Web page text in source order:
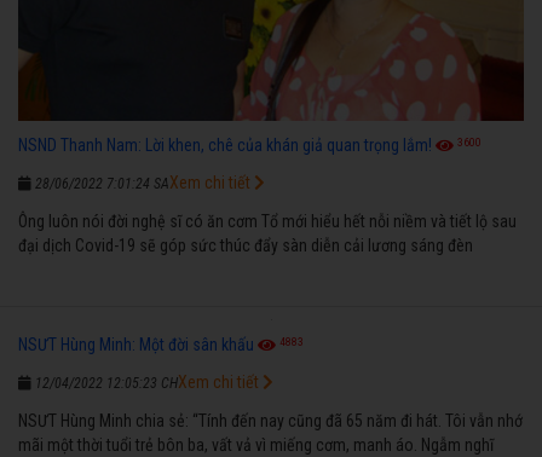
NSND Thanh Nam: Lời khen, chê của khán giả quan trọng lắm! 3600
28/06/2022 7:01:24 SA
Ông luôn nói đời nghệ sĩ có ăn cơm Tổ mới hiểu hết nỗi niềm và tiết lộ sau
đại dịch Covid-19 sẽ góp sức thúc đẩy sàn diễn cải lương sáng đèn
Xem chi tiết
NSƯT Hùng Minh: Một đời sân khấu 4883
12/04/2022 12:05:23 CH
NSƯT Hùng Minh chia sẻ: “Tính đến nay cũng đã 65 năm đi hát. Tôi vẫn nhớ
mãi một thời tuổi trẻ bôn ba, vất vả vì miếng cơm, manh áo. Ngẫm nghĩ
Xem chi tiết